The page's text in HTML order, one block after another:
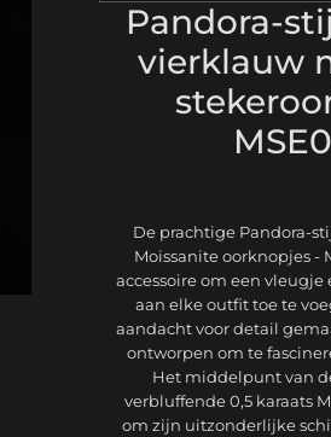
Pandora-
vierklauw
De prachtige Pandora-
Moissanite oorknopjes -
accessoire om een
aan elke outfit toe te
aandacht voor detail
ontworpen om te
Het middelpunt van
verbluffende 0,5 karaats
om zijn uitzonderlijke